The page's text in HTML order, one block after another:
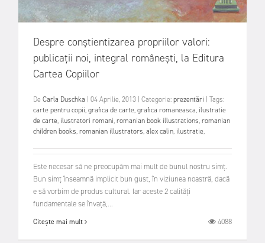
Despre conștientizarea propriilor valori:
publicații noi, integral românești, la Editura
Cartea Copiilor
De Carla Duschka 04 Aprilie, 2013 Categorie:prezentări
Tags:
carte pentru copii,grafica de carte,grafica romaneasca, ilustratie
de carte, ilustratori romani,romanian book illustrations,romanian
children books,romanian illustrators,alex calin, ilustratie,
Este necesar să ne preocupăm mai mult de bunul nostru simț.
Bun simț înseamnă implicit bun gust, în viziunea noastră, dacă
e să vorbim de produs cultural. Iar aceste 2 calități
fundamentale se învață,...
Citește mai mult 4088